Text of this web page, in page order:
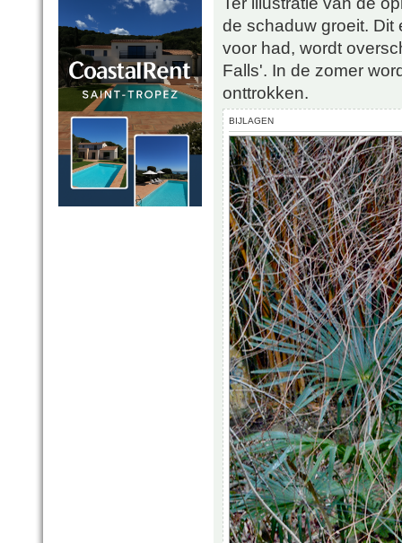
de schaduw groeit. Dit
voor had, wordt
Falls'. In de zomer
onttrokken.
BIJLAGEN